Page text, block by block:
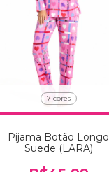
7 cores
Pijama Botão Longo
Suede (LARA)